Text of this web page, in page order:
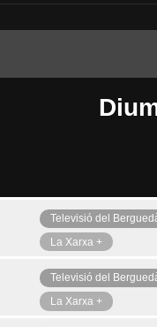
Ahir
Televisió del
La Xarxa +
Televisió del
La Xarxa +